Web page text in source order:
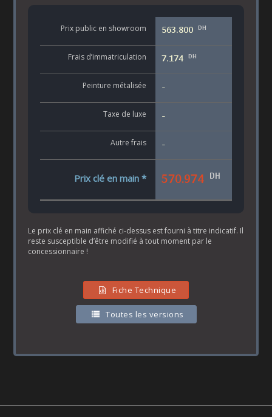
Prix public en showroom 563.800 DH
Frais d’immatriculation 7.174 DH
Peinture métalisée -
Taxe de luxe -
Autre frais -
Prix clé en main * 570.974 DH
Le prix clé en main affiché ci-dessus est fourni à titre indicatif. Il
reste susceptible d’être modifié à tout moment par le
concessionnaire !
Fiche Technique
Toutes les versions